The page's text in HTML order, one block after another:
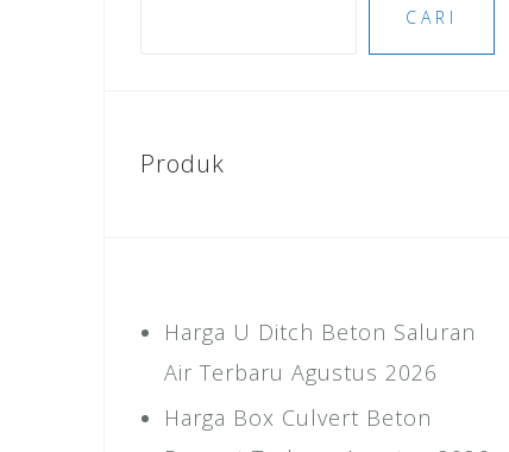
CARI
Produk
Harga U Ditch Beton Saluran
Air Terbaru Agustus 2026
Harga Box Culvert Beton